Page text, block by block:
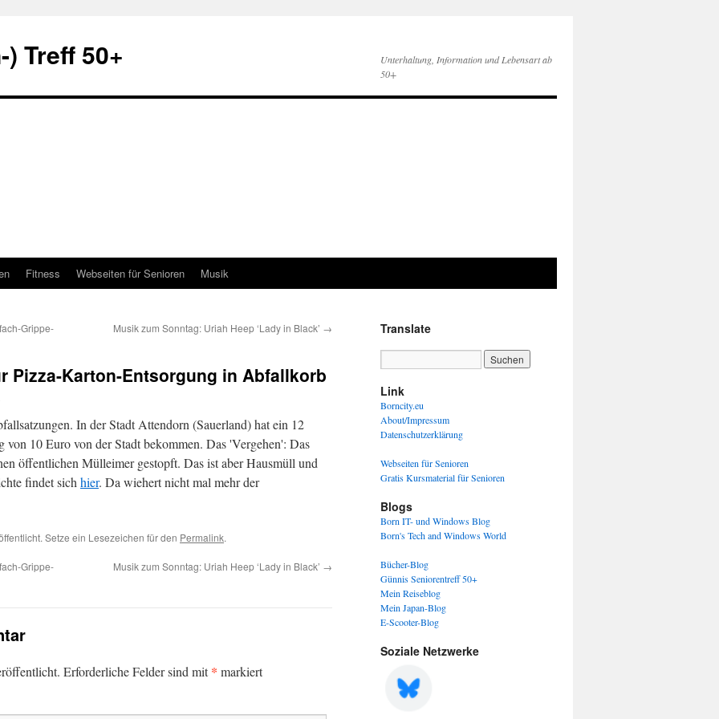
Treff 50+
Unterhaltung, Information und Lebensart ab
50+
Fitness Webseiten für Senioren Musik
Grippe-
Musik zum Sonntag: Uriah Heep ‘Lady in Black’ →
Pizza-Karton-Entsorgung in Abfallkorb
In der Stadt Attendorn (Sauerland) hat ein 12
von 10 Euro von der Stadt bekommen. Das 'Vergehen': Das
öffentlichen Mülleimer gestopft. Das ist aber Hausmüll und
findet sich hier. Da wiehert nicht mal mehr der
Setze ein Lesezeichen für den Permalink.
Grippe-
Musik zum Sonntag: Uriah Heep ‘Lady in Black’ →
Erforderliche Felder sind mit* markiert
Translate
Link
Borncity.eu
About/Impressum
Datenschutzerklärung
Webseiten für Senioren
Gratis Kursmaterial für Senioren
Blogs
Born IT- und Windows Blog
Born's Tech and Windows World
Bücher-Blog
Günnis Seniorentreff 50+
Mein Reiseblog
Mein Japan-Blog
E-Scooter-Blog
Soziale Netzwerke